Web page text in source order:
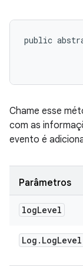
public
Chame esse
com as
evento é
Parâmetros
logLevel
Log . LogLevel